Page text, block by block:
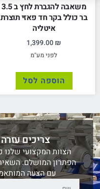
משאבה להגברת לחץ ב 3.5
בר כולל בקר חד פאזי תוצרת
איטליה
1,399.00₪
לפני מע"מ
הוספה לסל
צריכים
הצוות המקצועי שלנו
הפתרון המושלם.
עם הצעה